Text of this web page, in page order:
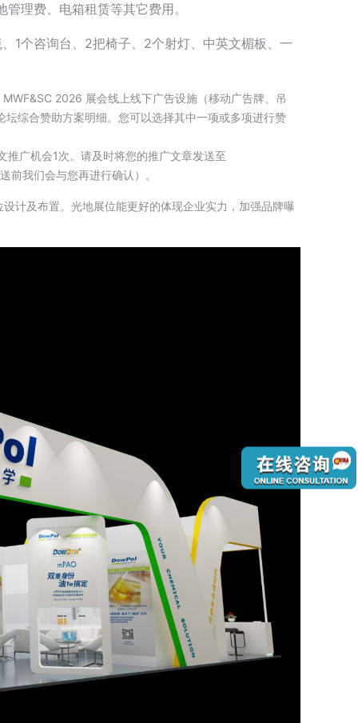
理费、电箱租赁等其它费用。
1个咨询台、2把椅子、2个射灯、中英文楣板、一
2026 展会线上线下广告设施（移动广告牌、吊
综合赞助方案明细。您可以选择其中一项或多项进行赞
推广机会1次。请及时将您的推广文章发送至
前我们会与您再进行确认）。
计及布置。光地展位能更好的体现企业实力，加强品牌曝